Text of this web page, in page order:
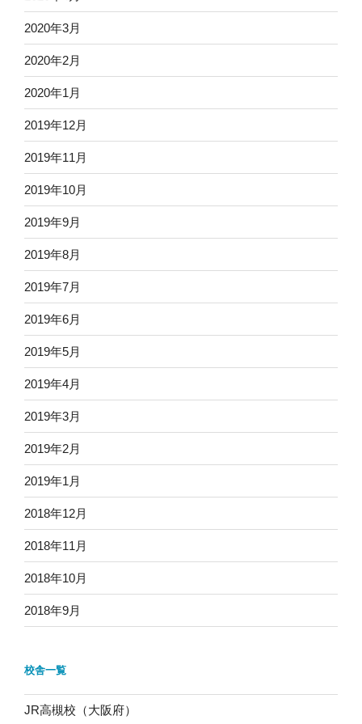
2020年3月
2020年2月
2020年1月
2019年12月
2019年11月
2019年10月
2019年9月
2019年8月
2019年7月
2019年6月
2019年5月
2019年4月
2019年3月
2019年2月
2019年1月
2018年12月
2018年11月
2018年10月
2018年9月
校舎一覧
JR高槻校（大阪府）